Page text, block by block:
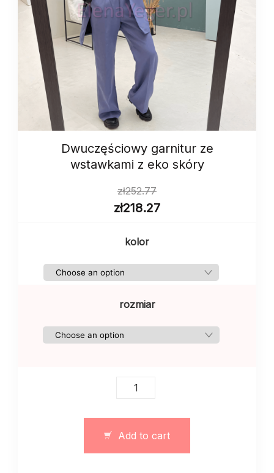
Dwuczęściowy garnitur ze
wstawkami z eko skóry
zł252.77
zł218.27
kolor
rozmiar
Dwuczęściowy
z
eko
Add to cart